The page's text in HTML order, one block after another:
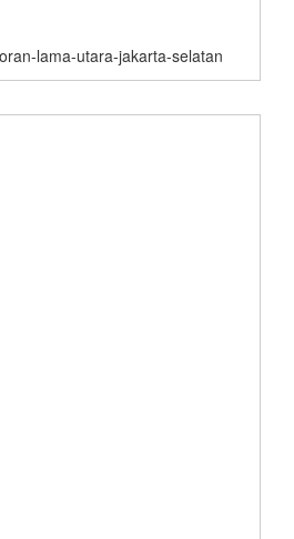
lama-utara-jakarta-selatan